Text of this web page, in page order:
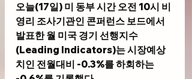
오늘(17일) 미 동부 시간 오전 10시 비
영리 조사기관인 콘퍼런스 보드에서
발표한 월 미국 경기 선행지수
(Leading Indicators)는 시장예상
치인 전월대비 -0.3%를 하회하는